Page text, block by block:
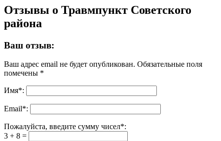
Отзывы о Травмпункт Советского
района
Ваш отзыв:
Ваш адрес email не будет опубликован. Обязательные поля
помечены *
Имя*:
Email*:
Пожалуйста, введите сумму чисел*:
3 + 8 =